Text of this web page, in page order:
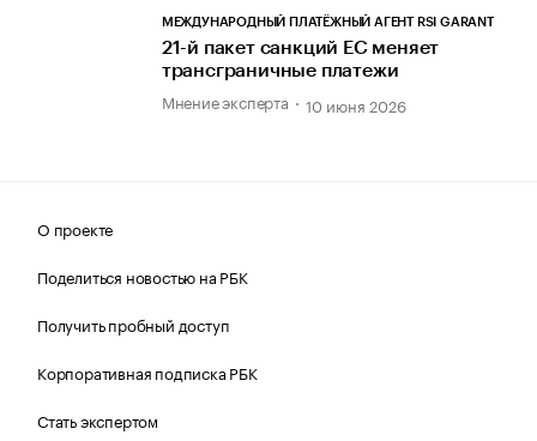
МЕЖДУНАРОДНЫЙ ПЛАТЁЖНЫЙ АГЕНТ RSI GARANT
21-й пакет санкций ЕС меняет
трансграничные платежи
Мнение эксперта 10 июня 2026
О проекте
Поделиться новостью на РБК
Получить пробный доступ
Корпоративная подписка РБК
Стать экспертом